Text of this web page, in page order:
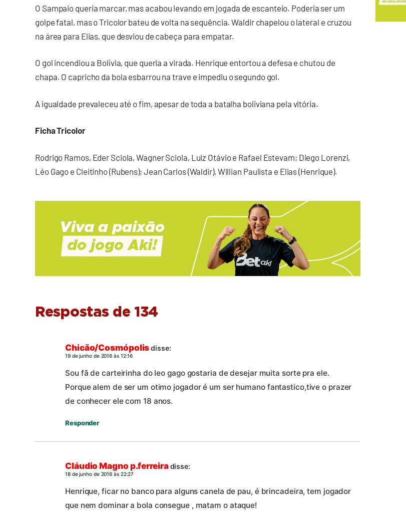
O Sampaio queria marcar, mas acabou levando em jogada de escanteio. Poderia ser um
golpe fatal, mas o Tricolor bateu de volta na sequência. Waldir chapelou o lateral e cruzou
na área para Elias, que desviou de cabeça para empatar.
O gol incendiou a Bolívia, que queria a virada. Henrique entortou a defesa e chutou de
chapa. O capricho da bola esbarrou na trave e impediu o segundo gol.
A igualdade prevaleceu até o fim, apesar de toda a batalha boliviana pela vitória.
Ficha Tricolor
Rodrigo Ramos, Eder Sciola, Wagner Sciola, Luiz Otávio e Rafael Estevam; Diego Lorenzi,
Léo Gago e Cleitinho (Rubens); Jean Carlos (Waldir), Willian Paulista e Elias (Henrique).
Respostas de 134
Chicão/Cosmópolisdisse:
19 de junho de 2016 às 12:16
Sou fã de carteirinha do leo gago gostaria de desejar muita sorte pra ele.
Porque alem de ser um otimo jogador é um ser humano fantastico,tive o prazer
de conhecer ele com 18 anos.
Responder
Cláudio Magno p.ferreiradisse:
18 de junho de 2016 às 22:27
Henrique, ficar no banco para alguns canela de pau, é brincadeira, tem jogador
que nem dominar a bola consegue , matam o ataque!